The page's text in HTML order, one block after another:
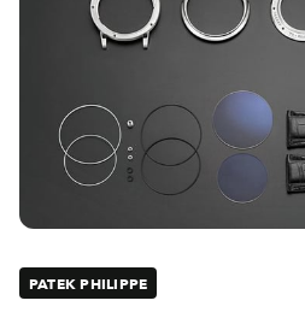
PATEK PHILIPPE